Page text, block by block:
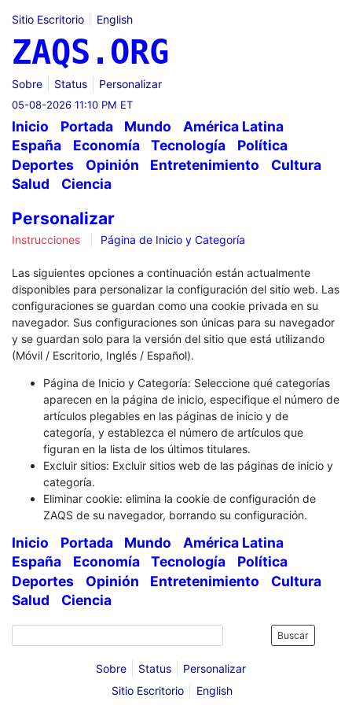
Sitio Escritorio English
ZAQS.ORG
Sobre Status Personalizar
05-08-2026 11:10 PM ET
Inicio Portada Mundo
América Latina
España
Economía Tecnología
Política
Deportes
Opinión Entretenimiento
Cultura
Salud
Ciencia
Personalizar
Instrucciones Página de Inicio y Categoría
Las siguientes opciones a continuación están actualmente
disponibles para personalizar la configuración del sitio web. Las
configuraciones se guardan como una cookie privada en su
navegador. Sus configuraciones son únicas para su navegador
y se guardan solo para la versión del sitio que está utilizando
(Móvil / Escritorio, Inglés / Español).
Página de Inicio y Categoría: Seleccione qué categorías
aparecen en la página de inicio, especifique el número de
artículos plegables en las páginas de inicio y de
categoría, y establezca el número de artículos que
figuran en la lista de los últimos titulares.
Excluir sitios: Excluir sitios web de las páginas de inicio y
categoría.
Eliminar cookie: elimina la cookie de configuración de
ZAQS de su navegador, borrando su configuración.
Inicio Portada Mundo
América Latina
España
Economía Tecnología
Política
Deportes
Opinión Entretenimiento
Cultura
Salud
Ciencia
Buscar
Sobre Status
Personalizar
Sitio Escritorio
English